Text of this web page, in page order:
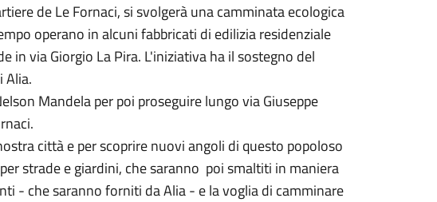
de Le Fornaci, si svolgerà una camminata ecologica
operano in alcuni fabbricati di edilizia residenziale
in via Giorgio La Pira. L'iniziativa ha il sostegno del
Alia.
Mandela per poi proseguire lungo via Giuseppe
città e per scoprire nuovi angoli di questo popoloso
strade e giardini, che saranno poi smaltiti in maniera
- che saranno forniti da Alia - e la voglia di camminare